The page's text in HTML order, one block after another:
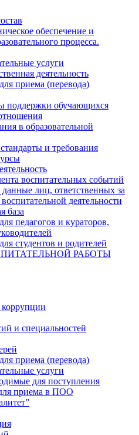
обеспечение и
процесса.
услуги
деятельность
приема (перевода)
поддержки обучающихся
в образовательной
и требования
воспитательных событий
лиц, ответственных за
деятельности
база
педагогов и кураторов,
студентов и родителей
РАБОТЫ
и специальностей
приема (перевода)
услуги
для поступления
приема в ПОО